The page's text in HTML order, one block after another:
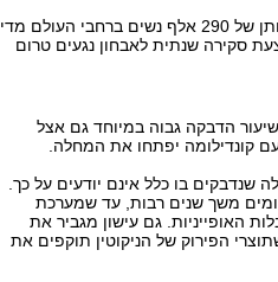
סרטן צוואר הרחם לה גורם הנגיף, מביא למותן של 290 אלף נשים ברחבי העולם מדי
שם מתבצעת סקירה שנתית לאבחון נגעים טרום
הדבקה גבוה במיוחד גם אצל
שנדבקים בו כלל אינם יודעים על כך.
משך שנים רבות, עד שמערכת
האופייניות. גם עישון מגביר את
הפירוק של הניקוטין תוקפים את